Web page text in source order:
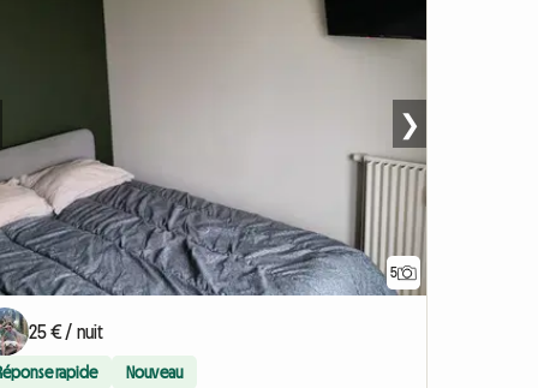
5
❯
25 € / nuit
rapide Nouveau